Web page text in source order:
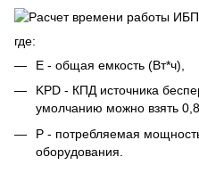
где:
E - общая емкость (Вт*ч),
KPD - КПД источника
умолчанию можно взять
P - потребляемая
оборудования.